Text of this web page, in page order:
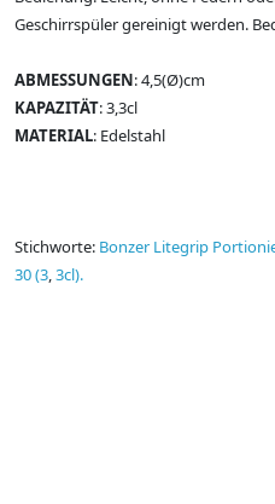
Geschirrspüler gereinigt werden.
ABMESSUNGEN: 4,5(Ø)cm
KAPAZITÄT: 3,3cl
MATERIAL: Edelstahl
Stichworte: Bonzer Litegrip
30 (3,3cl).